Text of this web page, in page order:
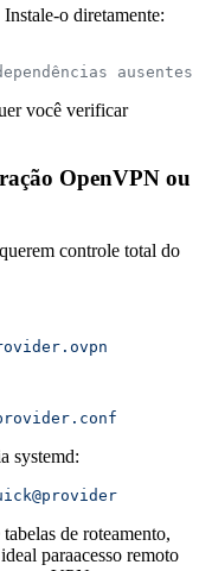
o diretamente:
ausentes
você verificar
OpenVPN ou
controle total do
systemd:
de roteamento,
paraacesso remoto